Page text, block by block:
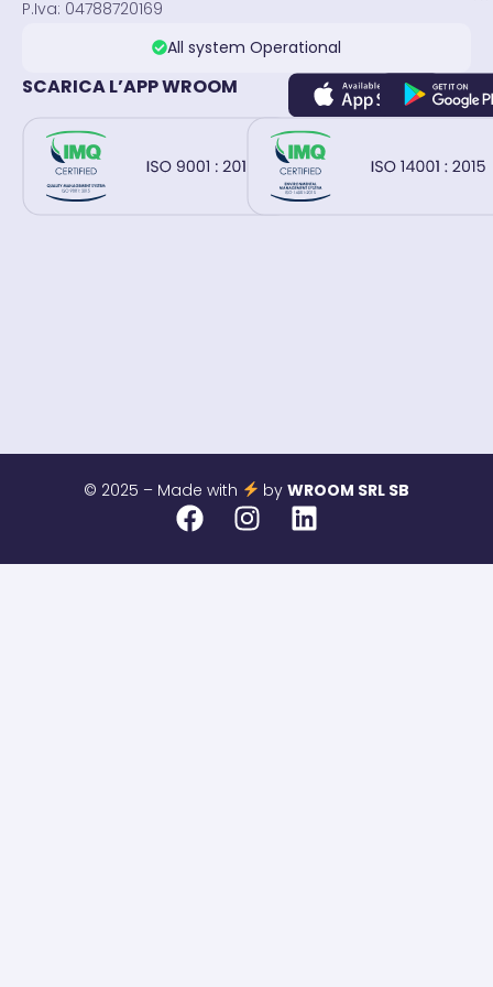
P.Iva: 04788720169
All system Operational
SCARICA L’APP WROOM
© 2025 – Made with byWROOM SRL SB